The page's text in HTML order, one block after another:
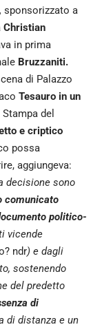
sponsorizzato a
Christian
in prima
Bruzzaniti.
di Palazzo
Tesauro in un
del
e criptico
possa
aggiungeva:
decisione sono
comunicato
politico-
vicende
ndr) e dagli
sostenendo
del predetto
di
di distanza e un